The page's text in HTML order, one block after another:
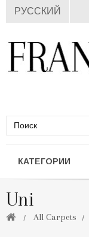
РУССКИЙ
КАТЕГОРИИ
Uni
All Carpets